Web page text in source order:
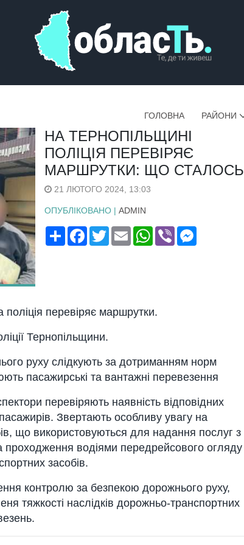
ГОЛОВНА РАЙОНИ
НА ТЕРНОПІЛЬЩИНІ
ПОЛІЦІЯ ПЕРЕВІРЯЄ
МАРШРУТКИ: ЩО СТАЛОСЬ
21 ЛЮТОГО 2024, 13:03
ОПУБЛІКОВАНО | ADMIN
ПоширитиFacebook
TwitterEmail WhatsApp
Viber
поліція перевіряє маршрутки.
Тернопільщини.
руху слідкують за дотриманням норм
пасажирські та вантажні перевезення
перевіряють наявність відповідних
Звертають особливу увагу на
що використовуються для надання послуг з
проходження водіями передрейсового огляду
засобів.
контролю за безпекою дорожнього руху,
тяжкості наслідків дорожньо-транспортних